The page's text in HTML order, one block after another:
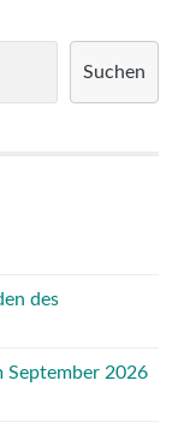
Suchen
des
September 2026